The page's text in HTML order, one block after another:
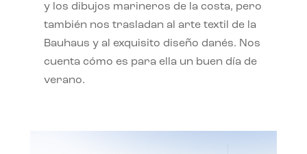
y los dibujos marineros de la costa, pero
también nos trasladan al arte textil de la
Bauhaus y al exquisito diseño danés. Nos
cuenta cómo es para ella un buen día de
verano.